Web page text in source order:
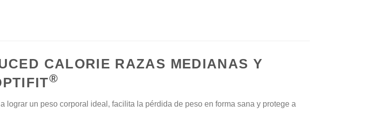
CALORIE RAZAS MEDIANAS Y
®
lograr un peso corporal ideal, facilita la pérdida de peso en forma sana y protege a